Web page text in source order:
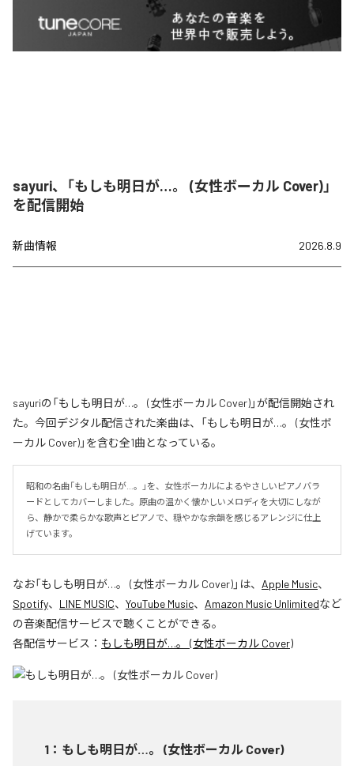
sayuri、「もしも明日が…。 (女性ボーカル Cover)」
を配信開始
新曲情報 2026.8.9
sayuriの「もしも明日が…。 (女性ボーカル Cover)」が配信開始され
た。今回デジタル配信された楽曲は、「もしも明日が…。 (女性ボ
ーカル Cover)」を含む全1曲となっている。
昭和の名曲「もしも明日が…。」を、女性ボーカルによるやさしいピアノバラ
ードとしてカバーしました。原曲の温かく懐かしいメロディを大切にしなが
ら、静かで柔らかな歌声とピアノで、穏やかな余韻を感じるアレンジに仕上
げています。
なお「もしも明日が…。 (女性ボーカル Cover)」は、 Apple Music、
Spotify、 LINE MUSIC、 YouTube Music、 Amazon Music Unlimitedなど
の音楽配信サービスで聴くことができる。
各配信サービス： もしも明日が…。 (女性ボーカル Cover)
1 ： もしも明日が…。 (女性ボーカル Cover)